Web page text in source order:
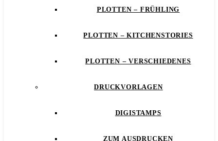
PLOTTEN – FRÜHLING
PLOTTEN – KITCHENSTORIES
PLOTTEN – VERSCHIEDENES
DRUCKVORLAGEN
DIGISTAMPS
ZUM AUSDRUCKEN